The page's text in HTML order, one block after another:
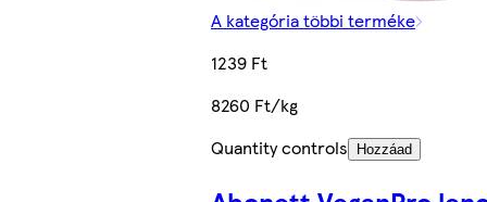
A kategória többi terméke
1239 Ft
8260 Ft/kg
Quantity controls
Hozzáad